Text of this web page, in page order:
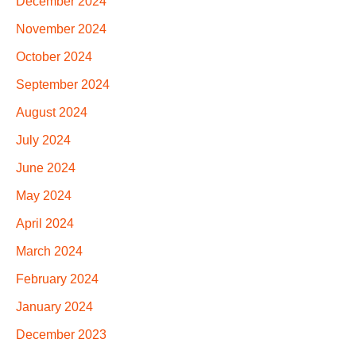
November 2024
October 2024
September 2024
August 2024
July 2024
June 2024
May 2024
April 2024
March 2024
February 2024
January 2024
December 2023